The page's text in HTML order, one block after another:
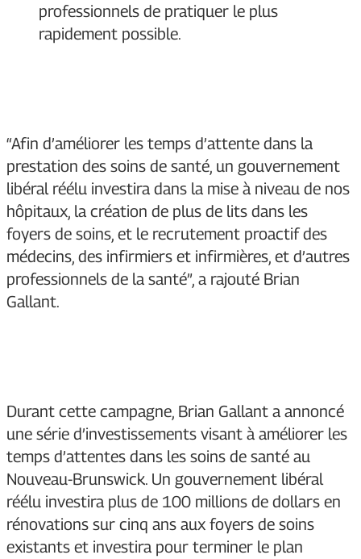
professionnels de pratiquer le plus
rapidement possible.
“Afin d’améliorer les temps d’attente dans la
prestation des soins de santé, un gouvernement
libéral réélu investira dans la mise à niveau de nos
hôpitaux, la création de plus de lits dans les
foyers de soins, et le recrutement proactif des
médecins, des infirmiers et infirmières, et d’autres
professionnels de la santé”, a rajouté Brian
Gallant.
Durant cette campagne, Brian Gallant a annoncé
une série d’investissements visant à améliorer les
temps d’attentes dans les soins de santé au
Nouveau-Brunswick. Un gouvernement libéral
réélu investira plus de 100 millions de dollars en
rénovations sur cinq ans aux foyers de soins
existants et investira pour terminer le plan